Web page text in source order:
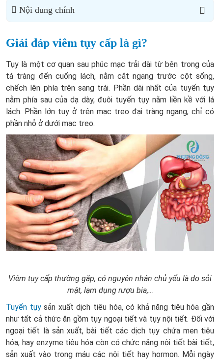
Nội dung chính
Giải đáp viêm tụy cấp là gì?
Tụy là một cơ quan sau phúc mạc trải dài từ bên trong của
tá tràng đến cuống lách, nằm cắt ngang trước cột sống,
chếch lên phía trên sang trái. Phần dài nhất của tuyến tụy
nằm phía sau của dạ dày, đuôi tuyến tụy nằm liền kề với lá
lách. Phần lớn tụy ở trên mạc treo đại tràng ngang, chỉ có
phần nhỏ ở dưới mạc treo.
Viêm tụy cấp thường gặp, có nguyên nhân chủ yếu là do sỏi
mật, lạm dụng rượu bia,…
Tuyến tụysản xuất dịch tiêu hóa, có khả năng tiêu hóa gần
như tất cả thức ăn gồm tụy ngoại tiết và tụy nội tiết. Đối với
ngoại tiết là sản xuất, bài tiết các dịch tụy chứa men tiêu
hóa, hay enzyme tiêu hóa còn có chức năng nội tiết bài tiết,
sản xuất vào trong máu các nội tiết hay hormon. Mỗi ngày